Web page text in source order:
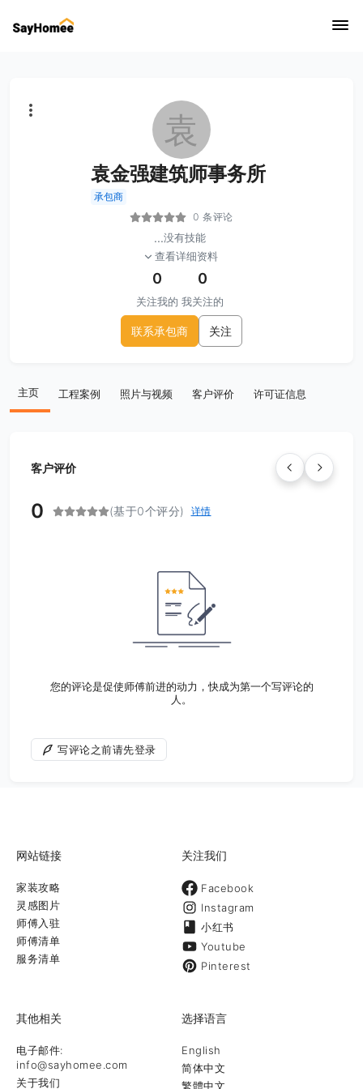
袁
袁金强建筑师事务所
承包商
0 条评论
...没有技能
查看详细资料
0
关注我的
0
我关注的
联系承包商 关注
主页 工程案例 照片与视频 客户评价 许可证信息
客户评价
0 (基于0个评分) 详情
您的评论是促使师傅前进的动力，快成为第一个写评论的
人。
写评论之前请先登录
网站链接
家装攻略
灵感图片
师傅入驻
师傅清单
服务清单
关注我们
Facebook
Instagram
小红书
Youtube
Pinterest
其他相关
电子邮件:
info@sayhomee.com
关于我们
选择语言
English
简体中文
繁體中文